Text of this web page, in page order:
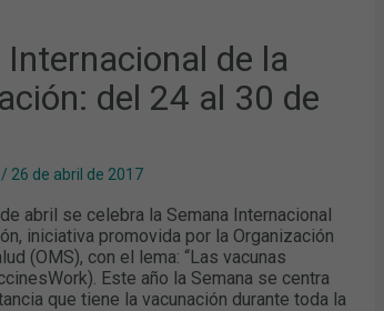
Internacional de la
del 24 al 30 de
/ 26 de abril de 2017
abril se celebra la Semana Internacional
iniciativa promovida por la Organización
(OMS), con el lema: “Las vacunas
Este año la Semana se centra
que tiene la vacunación durante toda la